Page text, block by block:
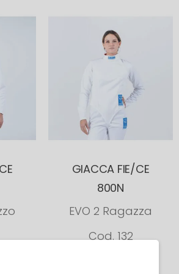
GIACCA FIE/CE
800N
EVO 2 Ragazza
Cod. 132